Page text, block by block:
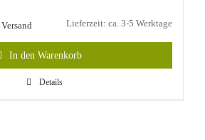
Versand Lieferzeit: ca. 3-5 Werktage
In den Warenkorb
Details